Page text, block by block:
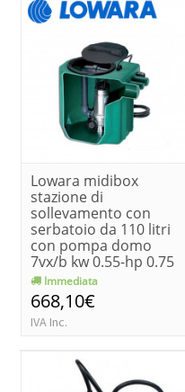
Lowara midibox
stazione di
sollevamento con
serbatoio da 110 litri
con pompa domo
7vx/b kw 0.55-hp 0.75
Immediata
668,10€
IVA Inc.